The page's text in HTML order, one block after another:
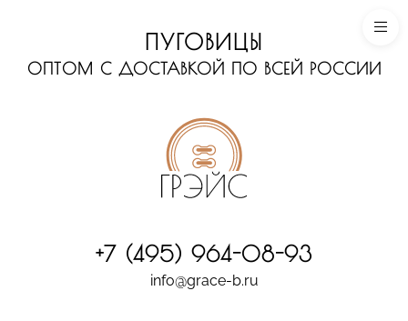
ПУГОВИЦЫ
ОПТОМ С ДОСТАВКОЙ ПО ВСЕЙ РОССИИ
+7 (495) 964-08-93
info@grace-b.ru